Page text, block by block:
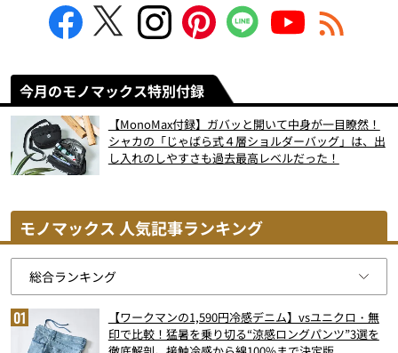
今月のモノマックス特別付録
【MonoMax付録】ガバッと開いて中身が一目瞭然！
シャカの「じゃばら式４層ショルダーバッグ」は、出
し入れのしやすさも過去最高レベルだった！
モノマックス 人気記事ランキング
【ワークマンの1,590円冷感デニム】vsユニクロ・無
印で比較！猛暑を乗り切る“涼感ロングパンツ”3選を